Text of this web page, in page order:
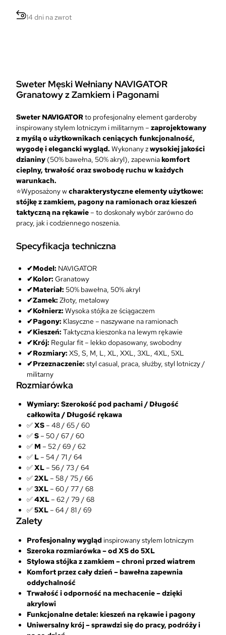
n
:
2
9
,
0
0
z
.
y
1
9
9
0
0
z
ł
.
14 dni na zwrot
Sweter Męski Wełniany NAVIGATOR
Granatowy z Zamkiem i Pagonami
Sweter NAVIGATORto profesjonalny element garderoby
inspirowany stylem lotniczym i militarnym – zaprojektowany
z myślą o użytkownikach ceniących funkcjonalność,
wygodę i elegancki wygląd. Wykonany zwysokiej jakości
dzianiny (50% bawełna, 50% akryl), zapewniakomfort
cieplny, trwałość oraz swobodę ruchu w każdych
warunkach.
⭐Wyposażony wcharakterystyczne elementy użytkowe:
stójkę z zamkiem, pagony na ramionach oraz kieszeń
taktyczną na rękawie – to doskonały wybór zarówno do
pracy, jak i codziennego noszenia.
Specyfikacja techniczna
✔Model: NAVIGATOR
✔Kolor: Granatowy
✔Materiał: 50% bawełna, 50% akryl
✔Zamek: Złoty, metalowy
✔Kołnierz: Wysoka stójka ze ściągaczem
✔Pagony: Klasyczne – naszywane na ramionach
✔Kieszeń: Taktyczna kieszonka na lewym rękawie
✔Krój: Regular fit – lekko dopasowany, swobodny
✔Rozmiary: XS, S, M, L, XL, XXL, 3XL, 4XL, 5XL
✔Przeznaczenie: styl casual, praca, służby, styl lotniczy /
militarny
Rozmiarówka
Wymiary: Szerokość pod pachami / Długość
całkowita / Długość rękawa
✅XS – 48 / 65 / 60
✅S – 50 / 67 / 60
✅ M – 52 / 69 / 62
✅ L – 54 / 71 / 64
✅XL – 56 / 73 / 64
✅2XL – 58 / 75 / 66
✅3XL – 60 / 77 / 68
✅4XL – 62 / 79 / 68
✅5XL – 64 / 81 / 69
Zalety
Profesjonalny wygląd inspirowany stylem lotniczym
Szeroka rozmiarówka – od XS do 5XL
Stylowa stójka z zamkiem – chroni przed wiatrem
Komfort przez cały dzień – bawełna zapewnia
oddychalność
Trwałość i odporność na mechacenie – dzięki
akrylowi
Funkcjonalne detale: kieszeń na rękawie i pagony
Uniwersalny krój – sprawdzi się do pracy, podróży i